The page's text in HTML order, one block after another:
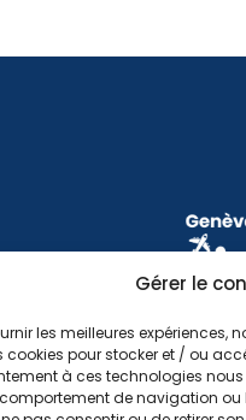
Gérer le
les meilleures expériences,
cookies pour stocker et / ou
à ces technologies
de navigation ou